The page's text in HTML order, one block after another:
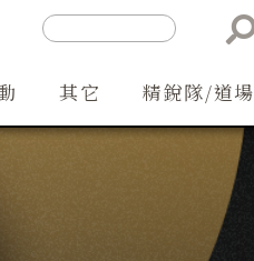
其它 精銳隊/道場
聯絡方式